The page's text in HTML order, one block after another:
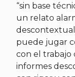
“sin base
un relato
puede jugar
con el trabajo
informes